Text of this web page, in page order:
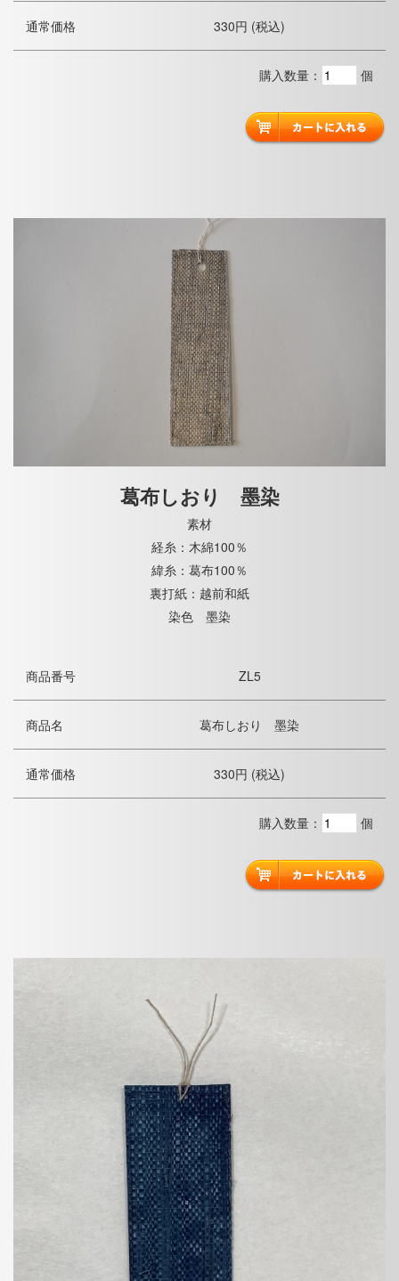
通常価格 330円 (税込)
購入数量： 個
葛布しおり 墨染
素材
経糸：木綿100％
緯糸：葛布100％
裏打紙：越前和紙
染色 墨染
商品番号 ZL5
商品名 葛布しおり 墨染
通常価格 330円 (税込)
購入数量： 個